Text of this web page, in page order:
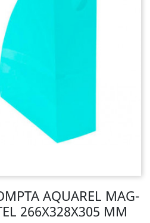
AQUAREL MAG-
266X328X305 MM